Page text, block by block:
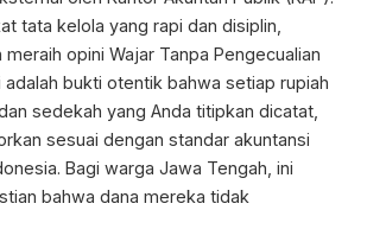
tata kelola yang rapi dan disiplin,
opini Wajar Tanpa Pengecualian
adalah bukti otentik bahwa setiap rupiah
sedekah yang Anda titipkan dicatat,
sesuai dengan standar akuntansi
Bagi warga Jawa Tengah, ini
bahwa dana mereka tidak